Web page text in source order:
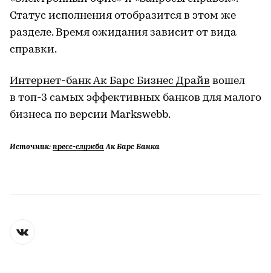
Статус исполнения отобразится в этом же
разделе. Время ожидания зависит от вида
справки.
Интернет-банк Ак Барс Бизнес Драйв вошел
в топ-3 самых эффективных банков для малого
бизнеса по версии Markswebb.
Источник: пресс-службаАк Барс Банка